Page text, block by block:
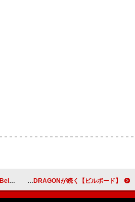
明かす 【ビルボード】ME:I『MUSE』23万枚でシングル1位、AKB48／SUPER★DRAGONが続く